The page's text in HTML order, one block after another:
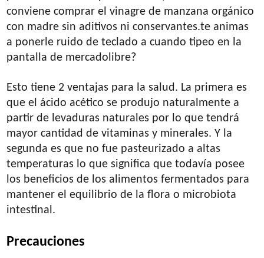
conviene comprar el vinagre de manzana orgánico
con madre sin aditivos ni conservantes.te animas
a ponerle ruido de teclado a cuando tipeo en la
pantalla de mercadolibre?
Esto tiene 2 ventajas para la salud. La primera es
que el ácido acético se produjo naturalmente a
partir de levaduras naturales por lo que tendrá
mayor cantidad de vitaminas y minerales. Y la
segunda es que no fue pasteurizado a altas
temperaturas lo que significa que todavía posee
los beneficios de los alimentos fermentados para
mantener el equilibrio de la flora o microbiota
intestinal.
Precauciones